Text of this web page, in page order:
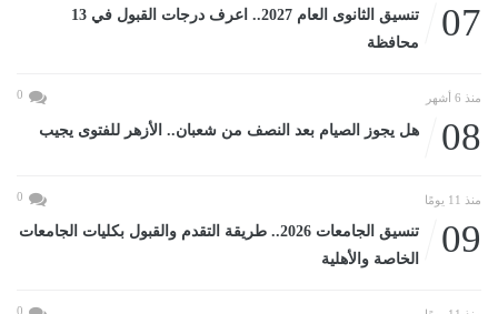
07
تنسيق الثانوى العام 2027.. اعرف درجات القبول في 13
محافظة
منذ 6 أشهر 0
08 هل يجوز الصيام بعد النصف من شعبان.. الأزهر للفتوى يجيب
منذ 11 يومًا 0
09
تنسيق الجامعات 2026.. طريقة التقدم والقبول بكليات الجامعات
الخاصة والأهلية
0